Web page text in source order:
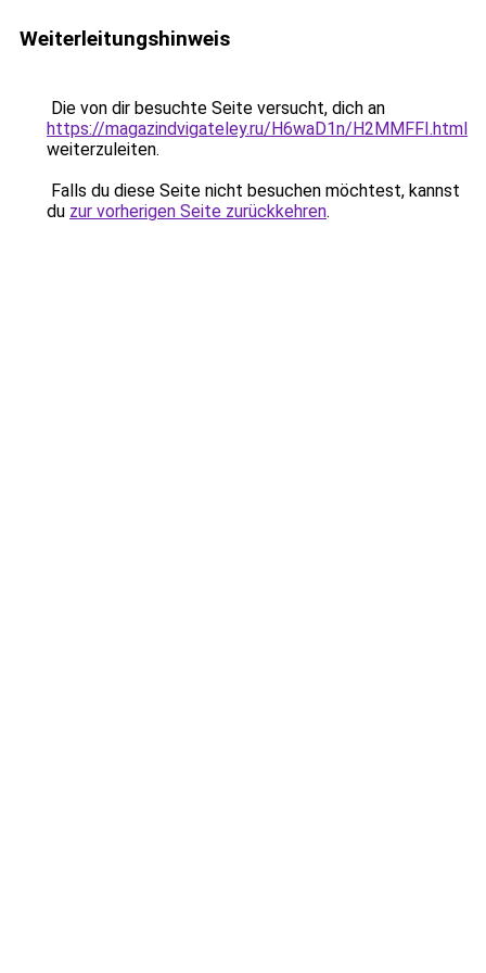
Weiterleitungshinweis
Die von dir besuchte Seite versucht, dich an
https://magazindvigateley.ru/H6waD1n/H2MMFFI.html
weiterzuleiten.
Falls du diese Seite nicht besuchen möchtest, kannst
du zur vorherigen Seite zurückkehren.